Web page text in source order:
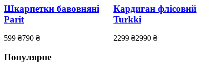
Шкарпетки бавовняні
Parit
599 ₴790 ₴
Кардиган флісовий
Turkki
2299 ₴2990 ₴
Популярне